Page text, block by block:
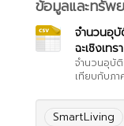
ข้อมูลและทรัพ
จำนวนอุ
ฉะเชิงเทรา
จำนวนอุบั
เทียบกับภา
SmartLiving